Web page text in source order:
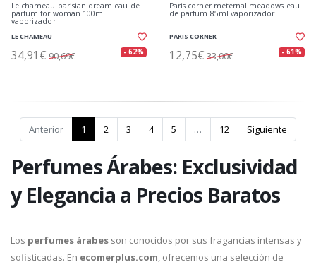
Le chameau parisian dream eau de
parfum for woman 100ml
vaporizador
LE CHAMEAU
34,91€ 90,69€ - 62%
Paris corner meternal meadows eau
de parfum 85ml vaporizador
PARIS CORNER
12,75€ 33,00€ - 61%
Anterior 1 2 3 4 5 … 12 Siguiente
Perfumes Árabes: Exclusividad
y Elegancia a Precios Baratos
Los perfumes árabes son conocidos por sus fragancias intensas y
sofisticadas. En ecomerplus.com, ofrecemos una selección de